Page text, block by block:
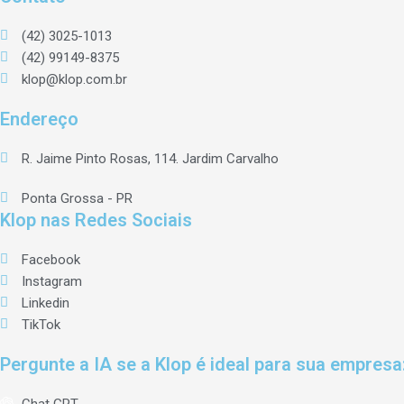
(42) 3025-1013
(42) 99149-8375
klop@klop.com.br
Endereço
R. Jaime Pinto Rosas, 114. Jardim Carvalho
Ponta Grossa - PR
Klop nas Redes Sociais
Facebook
Instagram
Linkedin
TikTok
Pergunte a IA se a Klop é ideal para sua